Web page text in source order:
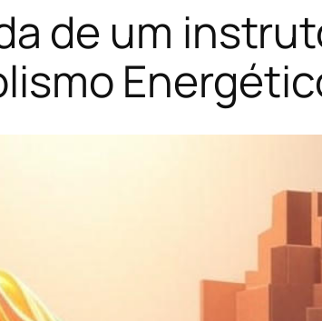
de um